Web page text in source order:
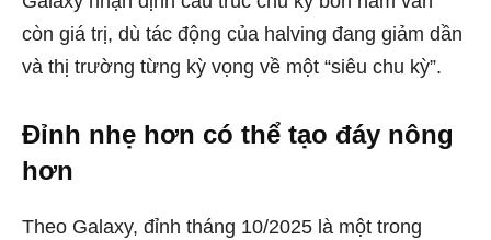
còn giá trị, dù tác động của halving đang giảm dần
và thị trường từng kỳ vọng về một “siêu chu kỳ”.
Đỉnh nhẹ hơn có thể tạo đáy nông
hơn
Theo Galaxy, đỉnh tháng 10/2025 là một trong